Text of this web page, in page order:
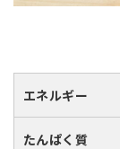
エネルギー
たんぱく質